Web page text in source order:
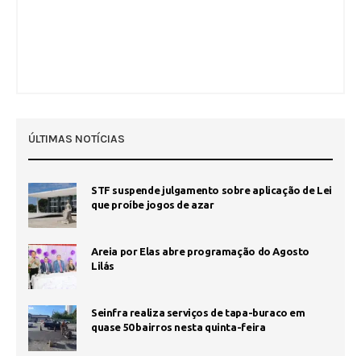
ÚLTIMAS NOTÍCIAS
STF suspende julgamento sobre aplicação de Lei
que proíbe jogos de azar
Areia por Elas abre programação do Agosto
Lilás
Seinfra realiza serviços de tapa-buraco em
quase 50 bairros nesta quinta-feira